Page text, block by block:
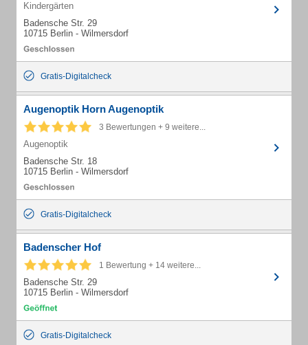
Kindergärten
Badensche Str. 29
10715 Berlin - Wilmersdorf
Gratis-Digitalcheck
Augenoptik Horn Augenoptik
3 Bewertungen + 9 weitere...
Augenoptik
Badensche Str. 18
10715 Berlin - Wilmersdorf
Gratis-Digitalcheck
Badenscher Hof
1 Bewertung + 14 weitere...
Badensche Str. 29
10715 Berlin - Wilmersdorf
Gratis-Digitalcheck